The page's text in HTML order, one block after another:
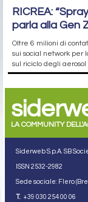
RICREA:
parla alla Gen
Oltre 6 milioni di
sui social network per
sul riciclo degli aerosol
LA COMMUNITY
Siderweb S.p.A. SB
ISSN 2532-2982
Sede sociale: Flero
T. +39 030 254 00 06